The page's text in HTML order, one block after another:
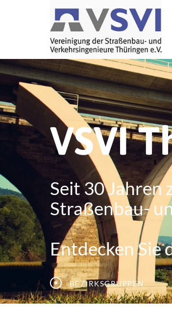
VSVI
Seit 30 Jahren
Straßenbau-
Entdecken Sie
Bezirksgruppen